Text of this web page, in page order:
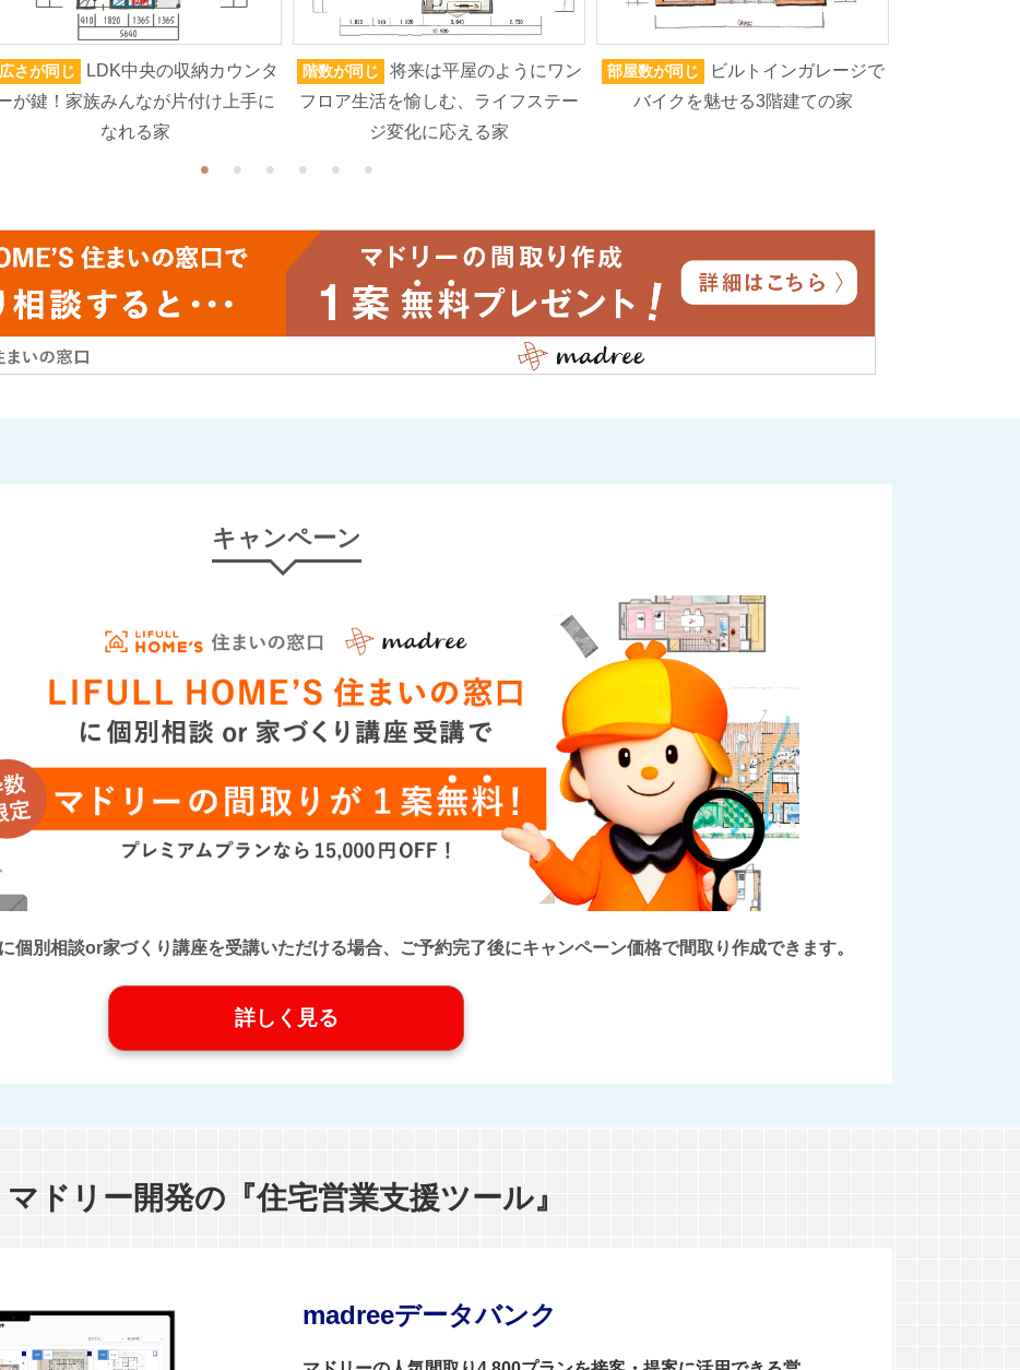
広さが同じ
LDK中央の収納カウンタ
が鍵！家族みんなが片付け上手に
なれる家
階数が同じ
将来は平屋のようにワン
フロア生活を愉しむ、ライフステー
ジ変化に応える家
部屋数が同じ
ビルトインガレージで
バイクを魅せる3階建ての家
キャンペーン
個別相談or家づくり講座を受講いただける場合、ご予約完了後にキャンペーン価格で間取り作成できます。
詳しく見る
マドリー開発の『住宅営業支援ツール』
madreeデータバンク